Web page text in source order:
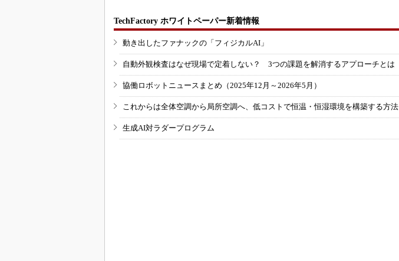
TechFactory ホワイトペーパー新着情報
動き出したファナックの「フィジカルAI」
自動外観検査はなぜ現場で定着しない？ 3つの課題を解消するアプローチとは
協働ロボットニュースまとめ（2025年12月～2026年5月）
これからは全体空調から局所空調へ、低コストで恒温・恒湿環境を構築する方法
生成AI対ラダープログラム